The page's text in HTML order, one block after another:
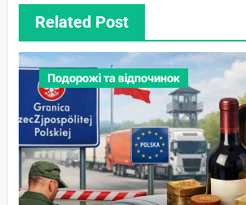
Related Post
Подорожі та відпочинок